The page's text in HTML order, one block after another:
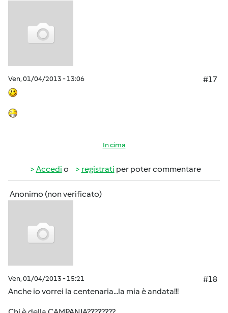
Ven, 01/04/2013 - 13:06 #17
In cima
Accedi o registrati per poter commentare
Anonimo (non verificato)
Ven, 01/04/2013 - 15:21
#18
Anche io vorrei la centenaria...la mia è andata!!!